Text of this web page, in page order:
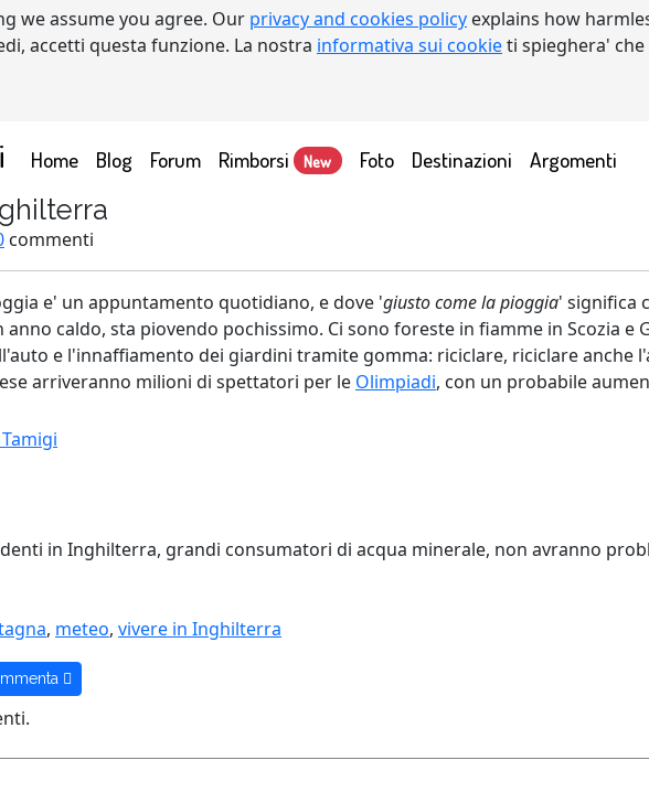
we assume you agree. Our privacy and cookies policy explains how
accetti questa funzione. La nostra informativa sui cookieti spieghera'
Home(current)
Blog Forum Rimborsi New Foto Destinazioni Argomenti
commenti
e' un appuntamento quotidiano, e dove 'giusto come la pioggia' significa
caldo, sta piovendo pochissimo. Ci sono foreste in fiamme in Scozia e
e l'innaffiamento dei giardini tramite gomma: riciclare, riciclare anche
arriveranno milioni di spettatori per le Olimpiadi, con un probabile
in Inghilterra, grandi consumatori di acqua minerale, non avranno
, meteo, vivere in Inghilterra